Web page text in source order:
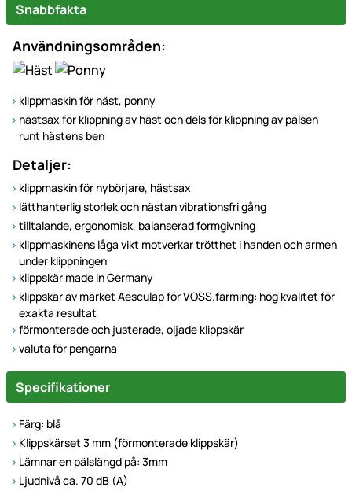
Snabbfakta
Användningsområden:
klippmaskin för häst, ponny
hästsax för klippning av häst och dels för klippning av pälsen
runt hästens ben
Detaljer:
klippmaskin för nybörjare, hästsax
lätthanterlig storlek och nästan vibrationsfri gång
tilltalande, ergonomisk, balanserad formgivning
klippmaskinens låga vikt motverkar trötthet i handen och armen
under klippningen
klippskär made in Germany
klippskär av märket Aesculap för VOSS.farming: hög kvalitet för
exakta resultat
förmonterade och justerade, oljade klippskär
valuta för pengarna
Specifikationer
Färg: blå
Klippskärset 3 mm (förmonterade klippskär)
Lämnar en pälslängd på: 3mm
Ljudnivå ca. 70 dB (A)